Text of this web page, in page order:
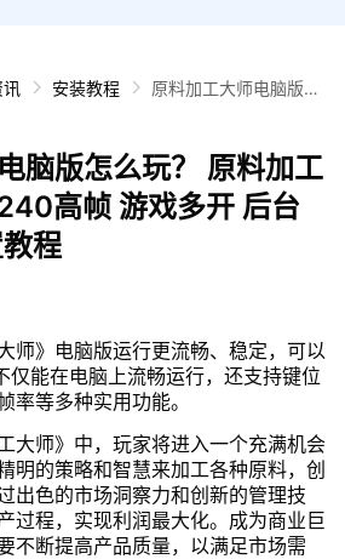
讯 安装教程
原料加工大师电脑版怎
开 后台挂机 按键设置
教程
脑版怎么玩？ 原料加工
高帧 游戏多开 后台
程
师》电脑版运行更流畅、稳定，可以
仅能在电脑上流畅运行，还支持键位
率等多种实用功能。
大师》中，玩家将进入一个充满机会
明的策略和智慧来加工各种原料，创
出色的市场洞察力和创新的管理技
过程，实现利润最大化。成为商业巨
不断提高产品质量，以满足市场需